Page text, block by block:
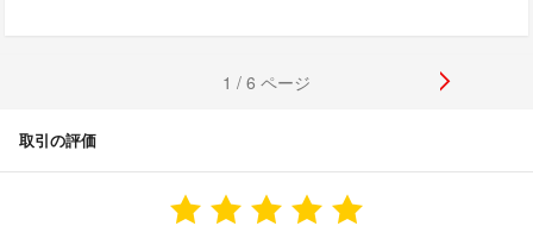
1 / 6 ページ
取引の評価